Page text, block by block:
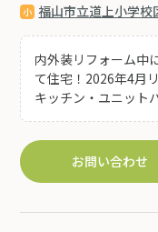
福山市立道上小学校
内外装リフォーム中
て住宅！2026年4月リフォー
キッチン・ユニット
と集まる、明るく
付の2台駐車可能！
お問い合わせ